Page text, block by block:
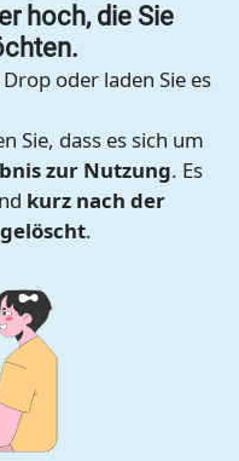
hoch, die Sie
oder laden Sie es
Sie, dass es sich um
zur Nutzung. Es
kurz nach der
.